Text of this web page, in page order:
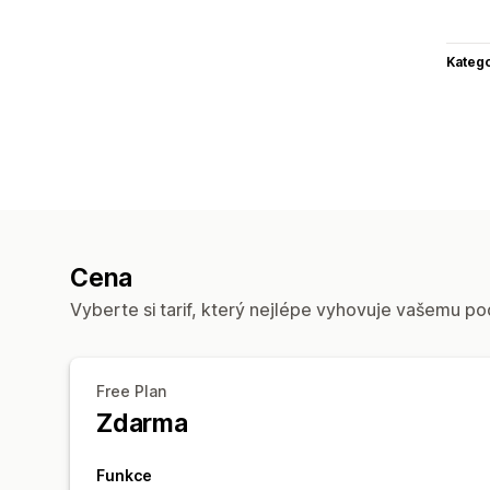
Cena
Vyberte si tarif, který nejlépe vyhovuje vašemu
Free Plan
Zdarma
Funkce